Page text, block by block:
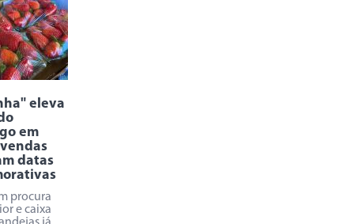
eleva
em
datas
procura
e caixa